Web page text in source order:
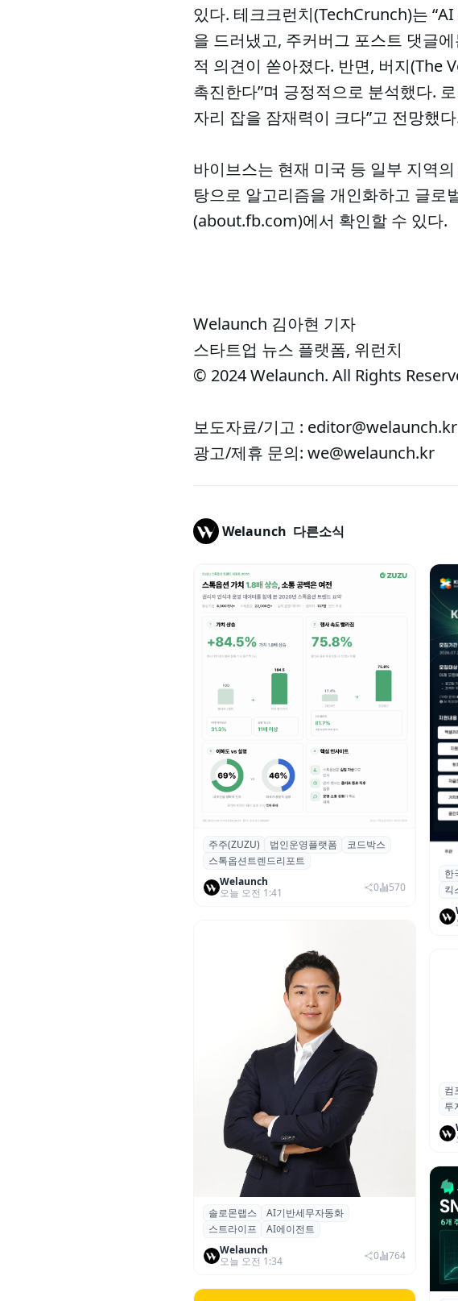
있다. 테크크런치(TechCrunch)는
을 드러냈고, 주커버그 포스트 댓글
적 의견이 쏟아졌다. 반면, 버지(The
촉진한다”며 긍정적으로 분석했다.
자리 잡을 잠재력이 크다”고 전망했
바이브스는 현재 미국 등 일부 지역
탕으로 알고리즘을 개인화하고 글로
(about.fb.com)에서 확인할 수 있다.
Welaunch 김아현 기자
스타트업 뉴스 플랫폼, 위런치
© 2024 Welaunch. All Rights
보도자료/기고 : editor@welaunch.kr
광고/제휴 문의: we@welaunch.kr
Welaunch 다른소식
스톡옵션 취소율 2년 만에
18.2%→31.3%…권리 발생 즉시 행사 비
중도 급증
주주(ZUZU) 법인운영플랫폼
코드박스
스톡옵션트렌드리포트
Welaunch
오늘 오전 1:41
0 570
솔로몬랩스, 스트라이프 출신 이창헌 영
입…절세 전략 AI 에이전트 개발 본격화
솔로몬랩스
AI기반세무자동화
스트라이프
AI에이전트
Welaunch
오늘 오전 1:34
0 764
산
참
한
킥
컴
투